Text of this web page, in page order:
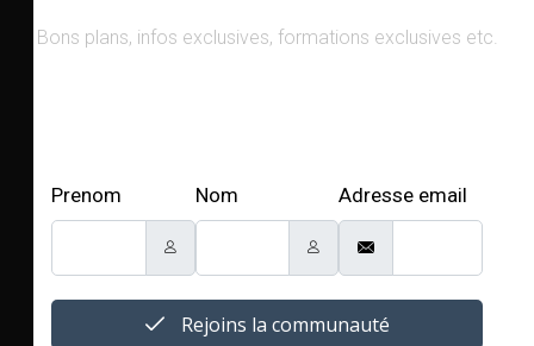
Bons plans, infos exclusives, formations exclusives etc.
Prenom Nom Adresse email
Rejoins la communauté